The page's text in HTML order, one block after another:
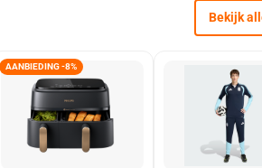
Bekijk
AANBIEDING -8%